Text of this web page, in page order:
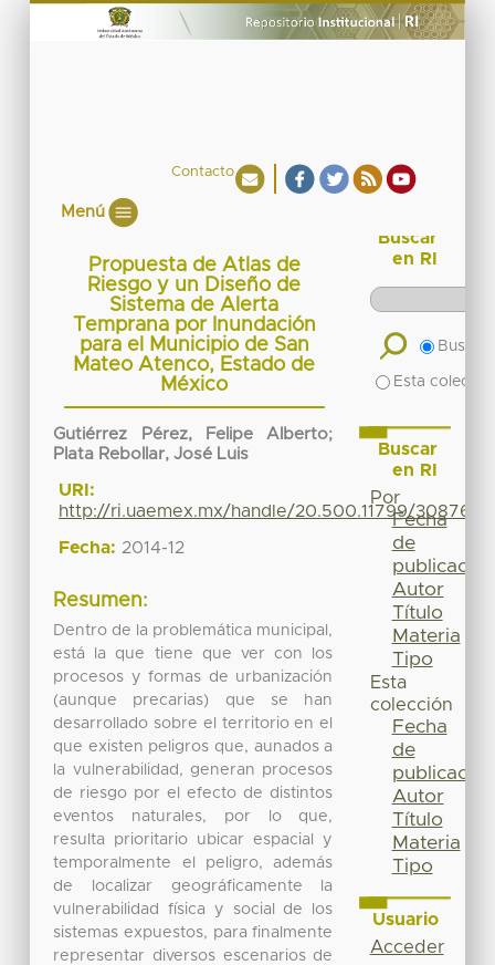
Contacto
Menú
Propuesta de Atlas de
Riesgo y un Diseño de
Sistema de Alerta
Temprana por Inundación
para el Municipio de San
Mateo Atenco, Estado de
México
Gutiérrez Pérez, Felipe Alberto;
Plata Rebollar, José Luis
URI:
http://ri.uaemex.mx/handle/20.500.11799/30876
Fecha: 2014-12
Resumen:
Dentro de la problemática municipal,
está la que tiene que ver con los
procesos y formas de urbanización
(aunque precarias) que se han
desarrollado sobre el territorio en el
que existen peligros que, aunados a
la vulnerabilidad, generan procesos
de riesgo por el efecto de distintos
eventos naturales, por lo que,
resulta prioritario ubicar espacial y
temporalmente el peligro, además
de localizar geográficamente la
vulnerabilidad física y social de los
sistemas expuestos, para finalmente
representar diversos escenarios de
Buscar
en RI
Buscar
Esta
Buscar
en RI
Por
Fecha
de
publicación
Autor
Título
Materia
Tipo
Esta
colección
Fecha
de
publicación
Autor
Título
Materia
Tipo
Usuario
Acceder